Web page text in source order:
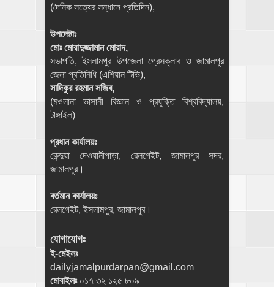
(দৈনিক সত্যের সন্ধানে প্রতিদিন),
উপদেষ্টাঃ
মোঃ মোরাদুজ্জামান মোরাদ,
সভাপতি, ইসলামপুর উপজেলা প্রেসক্লাব ও জামালপুর
জেলা প্রতিনিধি (এশিয়ান টিভি),
সাদিকুর রহমান সজিব,
(মওলানা ভাসানী বিজ্ঞান ও প্রযুক্তি বিশ্ববিদ্যালয়,
টাঙ্গাইল)
প্রধান কার্যালয়ঃ
কেন্দুয়া দেওয়ানীপাড়া, রেলগেইট, জামালপুর সদর,
জামালপুর।
বর্তমান কার্যালয়ঃ
রেলগেইট, ইসলামপুর, জামালপুর।
যোগাযোগঃ
ই-মেইলঃ
dailyjamalpurdarpan@gmail.com
মোবাইলঃ ০১৭ ৩২ ১২৫ ৮০৯